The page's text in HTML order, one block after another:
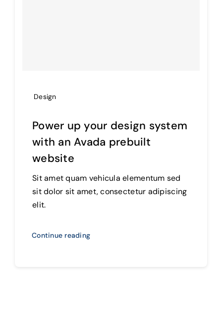
Design
Power up your design system
with an Avada prebuilt
website
Sit amet quam vehicula elementum sed
sit dolor sit amet, consectetur adipiscing
elit.
Continue reading